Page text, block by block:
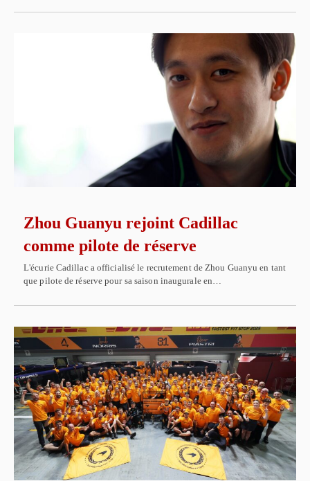
Zhou Guanyu rejoint Cadillac
comme pilote de réserve
L'écurie Cadillac a officialisé le recrutement de Zhou Guanyu en tant
que pilote de réserve pour sa saison inaugurale en…